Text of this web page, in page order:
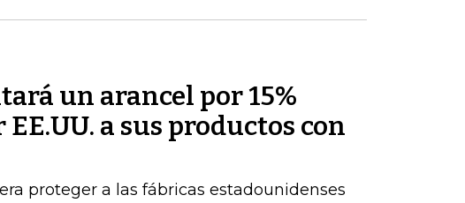
un arancel por 15%
a sus productos con
proteger a las fábricas estadounidenses